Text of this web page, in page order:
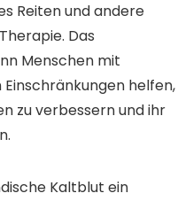
Reiten und andere
Das
Menschen mit
helfen,
zu verbessern und ihr
Kaltblut ein